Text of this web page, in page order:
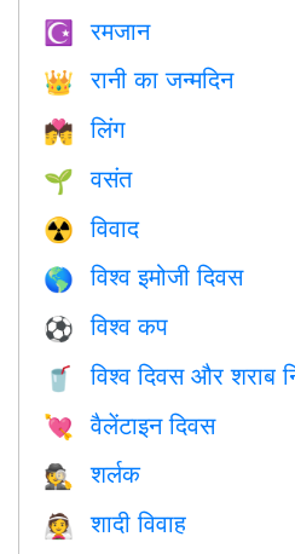
☪️ रमजान
👑 रानी का जन्मदिन
💏 लिंग
🌱 वसंत
☢️ विवाद
🌎 विश्व इमोजी दिवस
⚽ विश्व कप
🥤 विश्व दिवस और शराब
💘 वैलेंटाइन दिवस
🕵️ शर्लक
👰 शादी विवाह